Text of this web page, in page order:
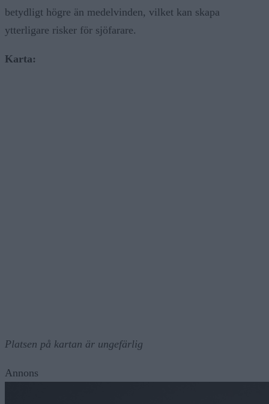
betydligt högre än medelvinden, vilket kan skapa
ytterligare risker för sjöfarare.
Karta:
Platsen på kartan är ungefärlig
Annons